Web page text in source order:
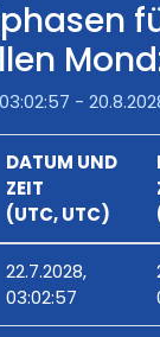
-
DATUM UND
ZEIT
(UTC, UTC)
22.7.2028,
03:02:57